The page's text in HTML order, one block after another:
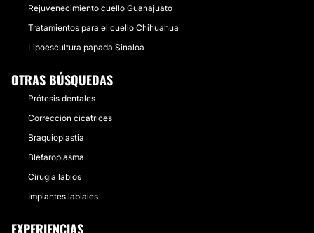
Rejuvenecimiento cuello Guanajuato
Tratamientos para el cuello Chihuahua
Lipoescultura papada Sinaloa
OTRAS BÚSQUEDAS
Prótesis dentales
Corrección cicatrices
Braquioplastia
Blefaroplasma
Cirugía labios
Implantes labiales
EXPERIENCIAS